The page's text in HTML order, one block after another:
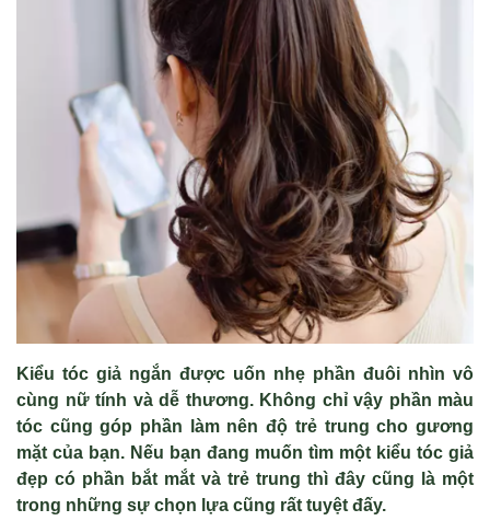
Kiểu tóc giả ngắn được uốn nhẹ phần đuôi nhìn vô
cùng nữ tính và dễ thương. Không chỉ vậy phần màu
tóc cũng góp phần làm nên độ trẻ trung cho gương
mặt của bạn. Nếu bạn đang muốn tìm một kiểu tóc giả
đẹp có phần bắt mắt và trẻ trung thì đây cũng là một
trong những sự chọn lựa cũng rất tuyệt đấy.